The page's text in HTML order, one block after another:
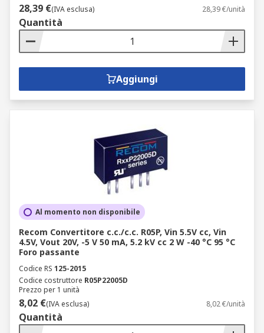
28,39 €(IVA esclusa) 28,39 €/unità
Quantità
Aggiungi
Al momento non disponibile
Recom Convertitore c.c./c.c. R05P, Vin 5.5V cc, Vin
4.5V, Vout 20V, -5 V 50 mA, 5.2 kV cc 2 W -40 °C 95 °C
Foro passante
Codice RS 125-2015
Codice costruttore R05P22005D
Prezzo per 1 unità
8,02 €(IVA esclusa) 8,02 €/unità
Quantità